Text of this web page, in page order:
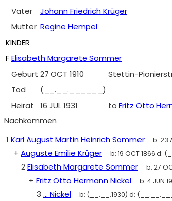
Vater
Johann Friedrich Krüger
Mutter Regine Hempel
KINDER
FElisabeth Margarete Sommer
Geburt 27 OCT 1910
Stettin-
Tod
(__.__.______)
Heirat
16 JUL 1931 to Fritz Otto
Nachkommen
1 Karl August Martin Heinrich Sommer b: 23
+ Auguste Emilie Krüger b: 19 OCT 1866 d:
2Elisabeth Margarete Sommer b: 27
+ Fritz Otto Hermann Nickel b: 4 JUN
3 ... Nickel b: (__.__.1930) d: